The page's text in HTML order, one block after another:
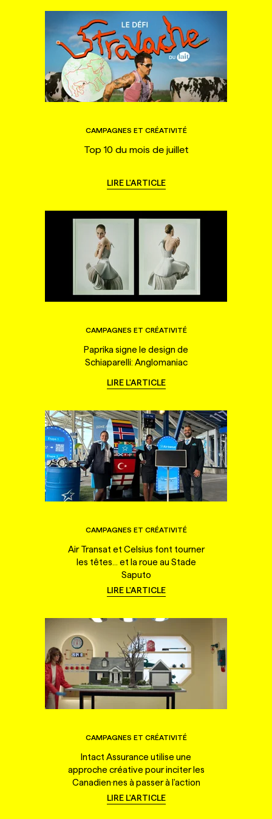
CAMPAGNES ET CRÉATIVITÉ
Top 10 du mois de juillet
LIRE L'ARTICLE
CAMPAGNES ET CRÉATIVITÉ
Paprika signe le design de
Schiaparelli: Anglomaniac
LIRE L'ARTICLE
CAMPAGNES ET CRÉATIVITÉ
Air Transat et Celsius font tourner
les têtes... et la roue au Stade
Saputo
LIRE L'ARTICLE
CAMPAGNES ET CRÉATIVITÉ
Intact Assurance utilise une
approche créative pour inciter les
Canadien·nes à passer à l'action
LIRE L'ARTICLE